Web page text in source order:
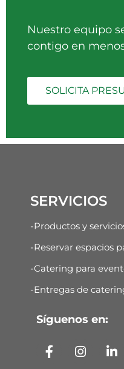
Nuestro equipo
contigo en
SOLICITA
SERVICIOS
-Productos y
-Reservar espacios
-Catering para
-Entregas de
Síguenos en: